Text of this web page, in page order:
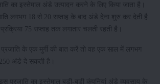
का इस्तेमाल अंडे उत्पादन करने के लिए किया जाता है।
लगभग 18 से 20 सप्ताह के बाद अंडे देना शुरु कर देती है
75 सप्ताह तक लगातार चलती रहती है।
के एक मुर्गी की बात करें तो वह एक साल में लगभग
अंडे दे सकती है।
इस प्रजाति का इस्तेमाल बड़ी-बड़ी कंपनियां अंडे व्यवसाय के